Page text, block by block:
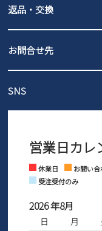
北海道・本州・四国・九
3,980円（税込）以上お
ご利用ください。
全国一律…220円（税込）
発送日・送料詳細につ
ご利用ください。
返品・交換
の片道無料サービスを実
ントとしても安心して
さい。
お問合せ先
営業時間：11時～17時
※土日祝はお問い合わ
SNS
Facebook Instagram
営業日カレ
休業日
お問い
受注受付のみ
2026 年8月
日 月